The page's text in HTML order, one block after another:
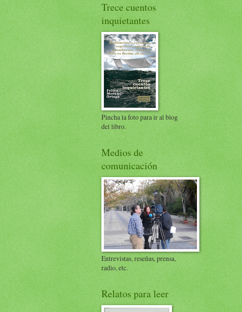
Trece cuentos
inquietantes
Pincha la foto para ir al blog
del libro.
Medios de
comunicación
Entrevistas, reseñas, prensa,
radio, etc.
Relatos para leer